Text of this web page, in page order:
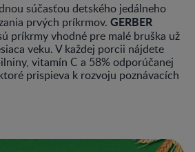
súčasťou detského jedálneho
prvých príkrmov. GERBER
príkrmy vhodné pre malé bruška už
veku. V každej porcii nájdete
vitamín C a 58% odporúčanej
prispieva k rozvoju poznávacích